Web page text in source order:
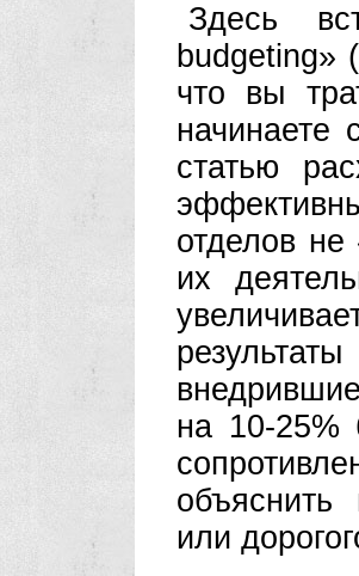
Здесь
budgeting»
что вы
начинаете
статью
отделов не
их
на 10-25%
объяснить
или